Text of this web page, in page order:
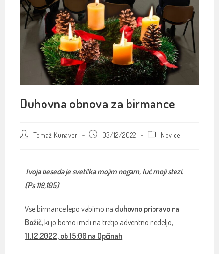
Duhovna obnova za birmance
Tomaž Kunaver 03/12/2022 Novice
Tvoja beseda je svetilka mojim nogam, luč moji stezi.
(Ps 119,105)
Vse birmance lepo vabimo na duhovno pripravo na
Božič, ki jo bomo imeli na tretjo adventno nedeljo,
11.12.2022, ob 15:00 na Opčinah.